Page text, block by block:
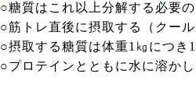
○糖質はこれ以上分解する必要
○筋トレ直後に摂取する（クー
○摂取する糖質は体重1㎏につき
○プロテインとともに水に溶か